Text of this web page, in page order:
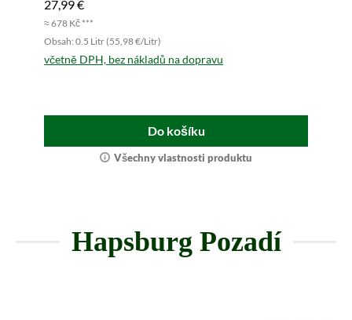
27,99 €
≈ 678 Kč ***
Obsah: 0.5 Litr (55,98 €/Litr)
včetně DPH, bez nákladů na dopravu
Do košíku
Všechny vlastnosti produktu
Hapsburg Pozadí